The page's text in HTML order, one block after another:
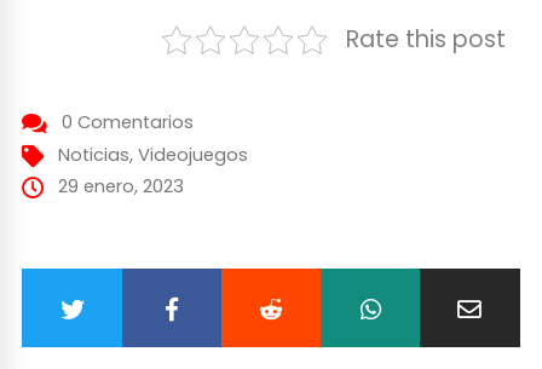
Rate this post
0 Comentarios
Noticias, Videojuegos
29 enero, 2023